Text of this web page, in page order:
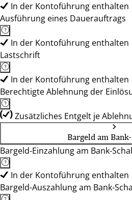
In der Kontoführung enthalten
Ausführung eines Dauerauftrags
In der Kontoführung enthalten
Lastschrift
In der Kontoführung enthalten
Berechtigte Ablehnung der
Zusätzliches Entgelt je
Bargeld am
Bargeld-Einzahlung am Bank-
In der Kontoführung enthalten
Bargeld-Auszahlung am Bank-